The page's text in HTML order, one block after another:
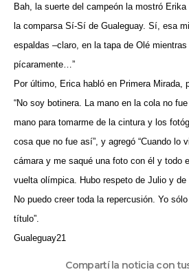
Bah, la suerte del campeón la mostró
la comparsa Sí-Sí de Gualeguay. Sí, esa
espaldas –claro, en la tapa de Olé
pícaramente…”
Por último, Erica habló en Primera Mirada,
“No soy botinera. La mano en la cola no
mano para tomarme de la cintura y los
cosa que no fue así”, y agregó “Cuando lo
cámara y me saqué una foto con él y todo
vuelta olímpica. Hubo respeto de Julio y
No puedo creer toda la repercusión. Yo
título”.
Gualeguay21
Compartí la noticia con